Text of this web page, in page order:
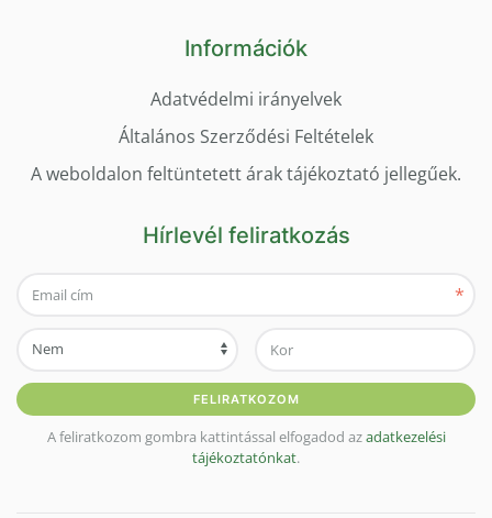
Információk
Adatvédelmi irányelvek
Általános Szerződési Feltételek
A weboldalon feltüntetett árak tájékoztató jellegűek.
Hírlevél feliratkozás
*
FELIRATKOZOM
A feliratkozom gombra kattintással elfogadod azadatkezelési
tájékoztatónkat.